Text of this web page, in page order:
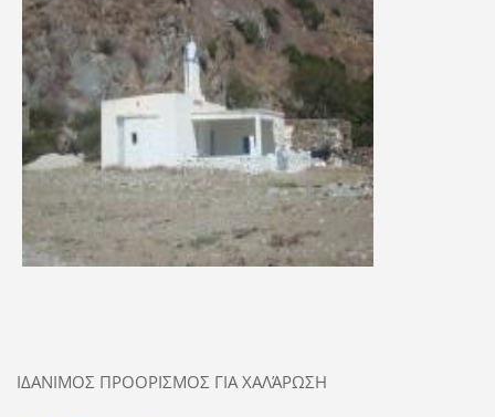
ΙΔΑΝΙΜΟΣ ΠΡΟΟΡΙΣΜΟΣ ΓΙΑ ΧΑΛΆΡΩΣΗ